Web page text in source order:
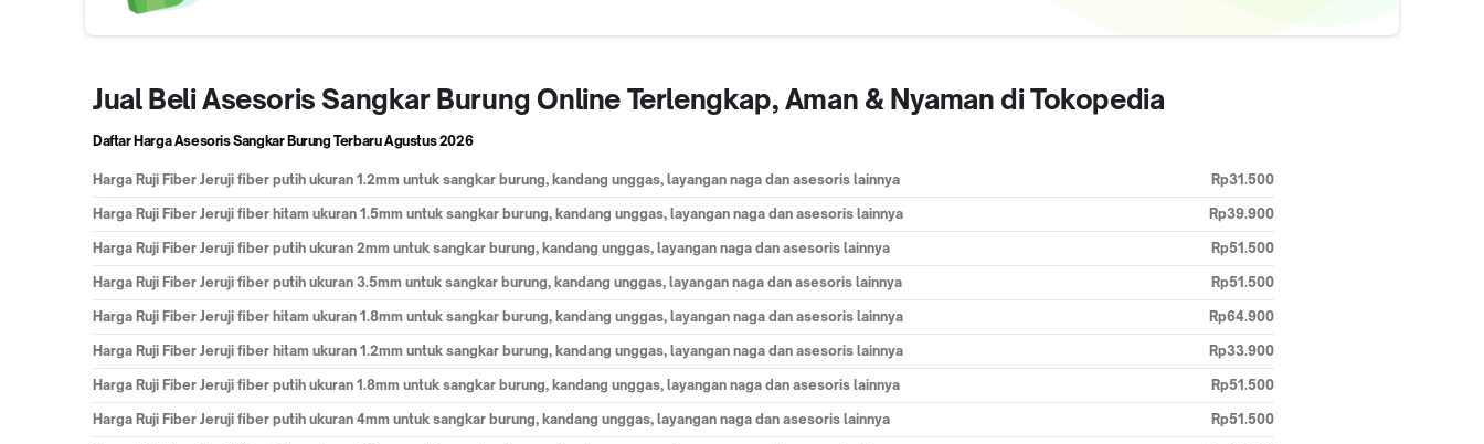
Jual Beli Asesoris Sangkar Burung Online Terlengkap, Aman & Nyaman di Tokopedia
Daftar Harga Asesoris Sangkar Burung TerbaruAgustus 2026
Harga Ruji Fiber Jeruji fiber putih ukuran 1.2mm untuk sangkar burung, kandang unggas, layangan naga dan asesoris lainnya Rp31.500
Harga Ruji Fiber Jeruji fiber hitam ukuran 1.5mm untuk sangkar burung, kandang unggas, layangan naga dan asesoris lainnya Rp39.900
Harga Ruji Fiber Jeruji fiber putih ukuran 2mm untuk sangkar burung, kandang unggas, layangan naga dan asesoris lainnya Rp51.500
Harga Ruji Fiber Jeruji fiber putih ukuran 3.5mm untuk sangkar burung, kandang unggas, layangan naga dan asesoris lainnya Rp51.500
Harga Ruji Fiber Jeruji fiber hitam ukuran 1.8mm untuk sangkar burung, kandang unggas, layangan naga dan asesoris lainnya Rp64.900
Harga Ruji Fiber Jeruji fiber hitam ukuran 1.2mm untuk sangkar burung, kandang unggas, layangan naga dan asesoris lainnya Rp33.900
Harga Ruji Fiber Jeruji fiber putih ukuran 1.8mm untuk sangkar burung, kandang unggas, layangan naga dan asesoris lainnya Rp51.500
Harga Ruji Fiber Jeruji fiber putih ukuran 4mm untuk sangkar burung, kandang unggas, layangan naga dan asesoris lainnya Rp51.500